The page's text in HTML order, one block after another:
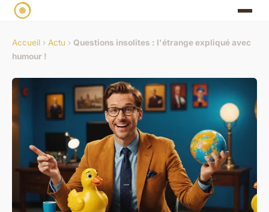
Accueil › Actu › Questions insolites : l'étrange expliqué avec
humour !